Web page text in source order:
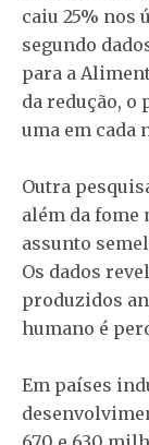
caiu 25% nos
segundo
para a
da redução, o
uma em cada
Outra
além da fome
assunto
Os dados
produzidos
humano é
Em países